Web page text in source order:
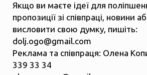
Якщо ви маєте ідеї для
пропозиції зі співпраці, новини
висловити свою думку, пишіть:
dolj.ogo@gmail.com
Реклама та співпраця: Олена
339 33 34